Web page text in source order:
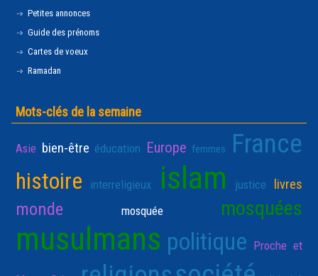
Petites annonces
Guide des prénoms
Cartes de voeux
Ramadan
Mots-clés de la semaine
Asie bien-être éducation Europe femmes France
histoire interreligieux islam justice livres
monde mosquée mosquées
musulmans politique Proche et